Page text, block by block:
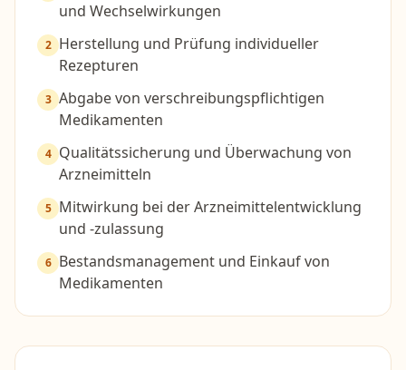
und Wechselwirkungen
2 Herstellung und Prüfung individueller
Rezepturen
3 Abgabe von verschreibungspflichtigen
Medikamenten
4 Qualitätssicherung und Überwachung von
Arzneimitteln
5 Mitwirkung bei der Arzneimittelentwicklung
und -zulassung
6 Bestandsmanagement und Einkauf von
Medikamenten